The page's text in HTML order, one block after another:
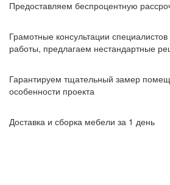
Предоставляем беспроцентную
Грамотные консультации
работы, предлагаем нестандартные
Гарантируем тщательный замер
особенности проекта
Доставка и сборка мебели за 1 день